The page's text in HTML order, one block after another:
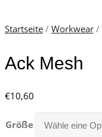
Startseite / Workwear /
Ack Mesh
€10,60
Größe